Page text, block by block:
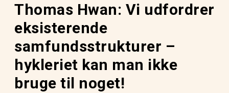
Thomas Hwan: Vi udfordrer
eksisterende
samfundsstrukturer –
hykleriet kan man ikke
bruge til noget!